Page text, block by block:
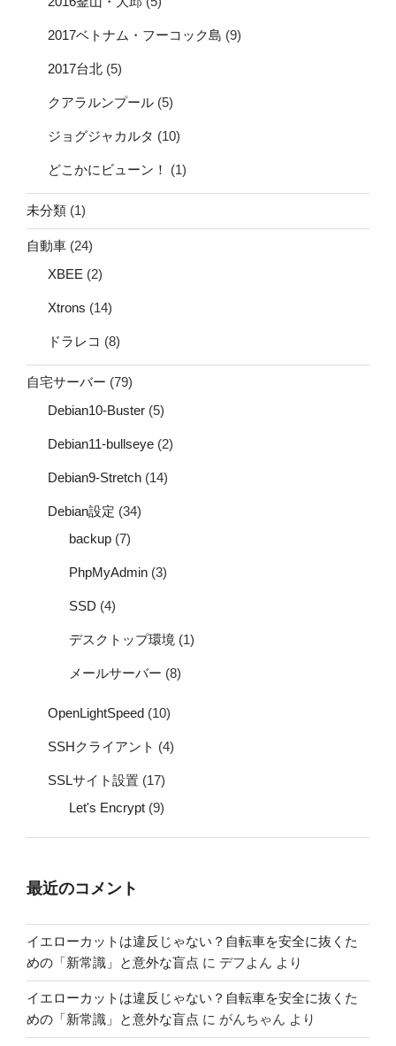
2017ベトナム・フーコック島 (9)
2017台北 (5)
クアラルンプール (5)
ジョグジャカルタ (10)
どこかにビューン！ (1)
未分類 (1)
自動車 (24)
XBEE (2)
Xtrons (14)
ドラレコ (8)
自宅サーバー (79)
Debian10-Buster (5)
Debian11-bullseye (2)
Debian9-Stretch (14)
Debian設定 (34)
backup (7)
PhpMyAdmin (3)
SSD (4)
デスクトップ環境 (1)
メールサーバー (8)
OpenLightSpeed (10)
SSHクライアント (4)
SSLサイト設置 (17)
Let's Encrypt (9)
最近のコメント
イエローカットは違反じゃない？自転車を安全に抜くた
めの「新常識」と意外な盲点 に デフよん より
イエローカットは違反じゃない？自転車を安全に抜くた
めの「新常識」と意外な盲点 に がんちゃん より